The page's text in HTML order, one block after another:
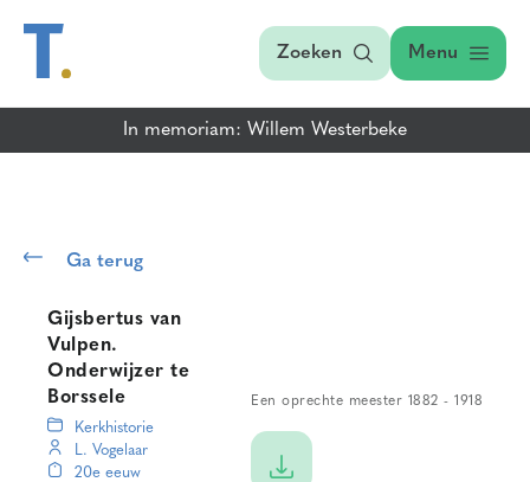
Zoeken Menu
In memoriam: Willem Westerbeke
Ga terug
Gijsbertus van
Vulpen.
Onderwijzer te
Borssele
Een oprechte meester 1882 - 1918
Kerkhistorie
L. Vogelaar
20e eeuw